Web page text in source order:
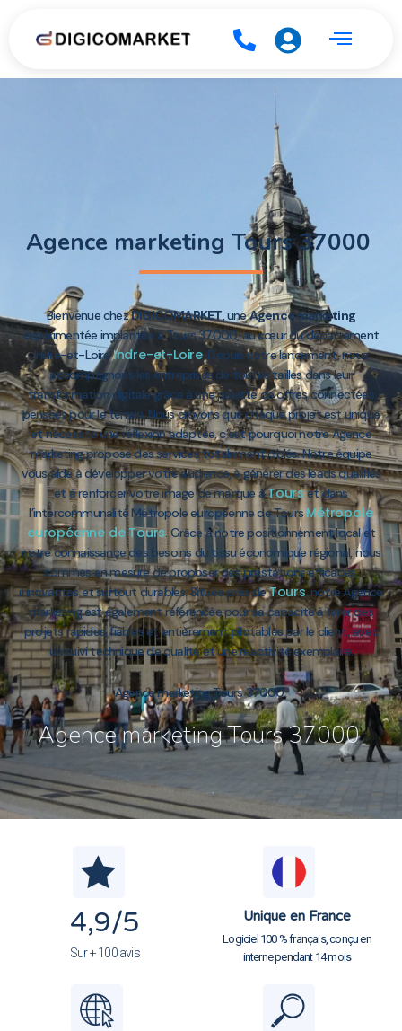
Agence marketing Tours 37000
Bienvenue chezDIGICOMARKET , uneAgence marketing
expérimentée implantée à Tours 37000, au cœur du département
Indre-et-LoireIndre-et-Loire . Depuis notre lancement, nous
accompagnons les entreprises de toutes tailles dans leur
transformation digitale grâce à une palette de offres connectées
pensées pour le terrain. Nous croyons que chaque projet est unique
et nécessite une réflexion adaptée, c’est pourquoi notre Agence
marketing propose des services totalement ciblés. Notre équipe
vous aide à développer votre audience, à générer des leads qualifiés
et à renforcer votre image de marque àTourset dans
l’intercommunalité Métropole européenne de Tours Métropole
européenne de Tours. Grâce à notre positionnement local et
notre connaissance des besoins du tissu économique régional, nous
sommes en mesure de proposer des prestations efficaces,
innovantes et surtout durables. Située près deTours, notre Agence
marketing est également référencée pour sa capacité à livrer des
projets rapides, fiables et entièrement pilotables par le client, avec
un suivi technique de qualité et une réactivité exemplaire.
Agence marketing Tours 37000
Agence marketing Tours 37000
4,9/5
Sur + 100 avis
Unique en France
Logiciel 100 % français, conçu en
interne pendant 14 mois